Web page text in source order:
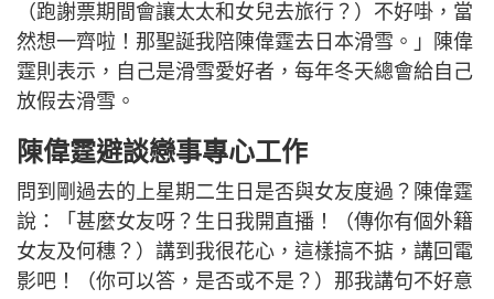
（跑謝票期間會讓太太和女兒去旅行？）不好啩，當
然想一齊啦！那聖誕我陪陳偉霆去日本滑雪。」陳偉
霆則表示，自己是滑雪愛好者，每年冬天總會給自己
放假去滑雪。
陳偉霆避談戀事專心工作
問到剛過去的上星期二生日是否與女友度過？陳偉霆
說：「甚麼女友呀？生日我開直播！（傳你有個外籍
女友及何穗？）講到我很花心，這樣搞不掂，講回電
影吧！（你可以答，是否或不是？）那我講句不好意